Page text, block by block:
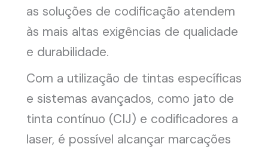
as soluções de codificação atendem
às mais altas exigências de qualidade
e durabilidade.
Com a utilização de tintas específicas
e sistemas avançados, como jato de
tinta contínuo (CIJ) e codificadores a
laser, é possível alcançar marcações